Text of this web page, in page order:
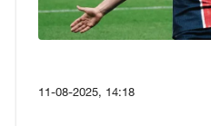
11-08-2025, 14:18